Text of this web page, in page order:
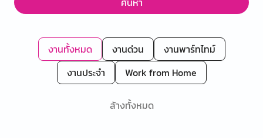
งานทั้งหมด งานด่วน
งานพาร์ทไทม์
งานประจำ
Work from Home
ล้างทั้งหมด